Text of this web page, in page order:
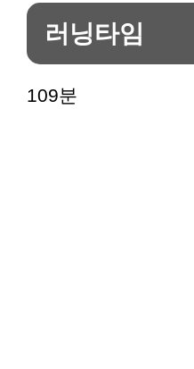
러닝타임
109분